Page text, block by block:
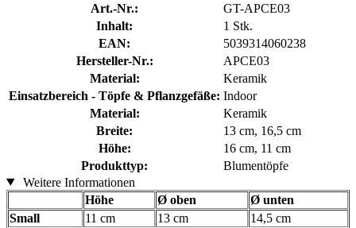
Art.-Nr.:
GT-APCE03
Inhalt:
1 Stk.
EAN:
5039314060238
Hersteller-Nr.:
APCE03
Material:
Keramik
Einsatzbereich - Töpfe & Pflanzgefäße: Indoor
Material:
Keramik
Breite:
13 cm, 16,5 cm
Höhe:
16 cm, 11 cm
Produkttyp:
Blumentöpfe
Weitere Informationen
Höhe
Ø oben
Ø unten
Small
11 cm 13 cm
14,5 cm